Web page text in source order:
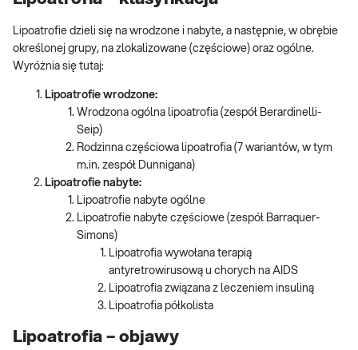
Lipoatrofie dzieli się na wrodzone i nabyte, a następnie, w obrębie
określonej grupy, na zlokalizowane (częściowe) oraz ogólne.
Wyróżnia się tutaj:
Lipoatrofie wrodzone:
Wrodzona ogólna lipoatrofia (zespół Berardinelli-
Seip)
Rodzinna częściowa lipoatrofia (7 wariantów, w tym
m.in. zespół Dunnigana)
Lipoatrofie nabyte:
Lipoatrofie nabyte ogólne
Lipoatrofie nabyte częściowe (zespół Barraquer-
Simons)
Lipoatrofia wywołana terapią
antyretrowirusową u chorych na AIDS
Lipoatrofia związana z leczeniem insuliną
Lipoatrofia półkolista
Lipoatrofia – objawy